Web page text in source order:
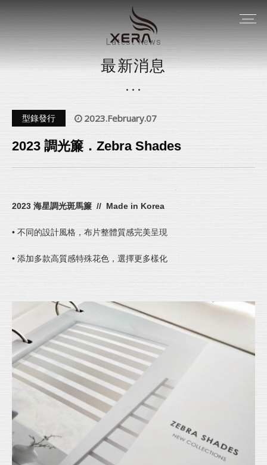
Latest News
最新消息
型錄發行 2023.February.07
2023 調光簾．Zebra Shades
2023 海星調光斑馬簾 // Made in Korea
• 不同的設計風格，布片整體質感完美呈現
• 添加多款高質感特殊花色，選擇更多樣化